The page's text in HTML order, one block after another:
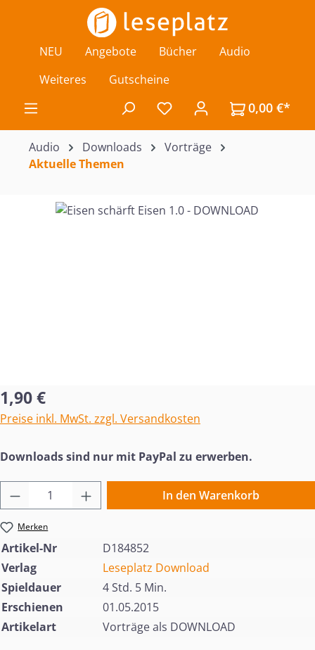
Zum Hauptinhalt springen
NEU Angebote Bücher
Audio
Weiteres
Gutscheine
Du hast 0 Produkte auf
0,00 €*
Audio Downloads
Vorträge
Aktuelle Themen
Bildergalerie überspringen
Regulärer Preis:
1,90 €
Preise inkl. MwSt. zzgl. Versandkosten
Downloads sind nur mit PayPal zu erwerben.
Produkt Anzahl: Gib den gewünschten
In den Warenkorb
Merken
Artikel-Nr
D184852
Verlag
Leseplatz Download
Spieldauer
4 Std. 5 Min.
Erschienen
01.05.2015
Artikelart
Vorträge als DOWNLOAD